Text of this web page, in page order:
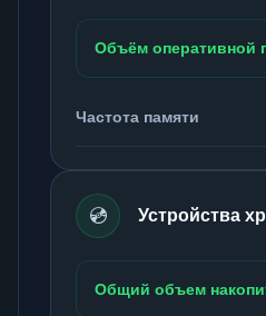
Объём оперативной
Частота памяти
💿 Устройства
Общий объем